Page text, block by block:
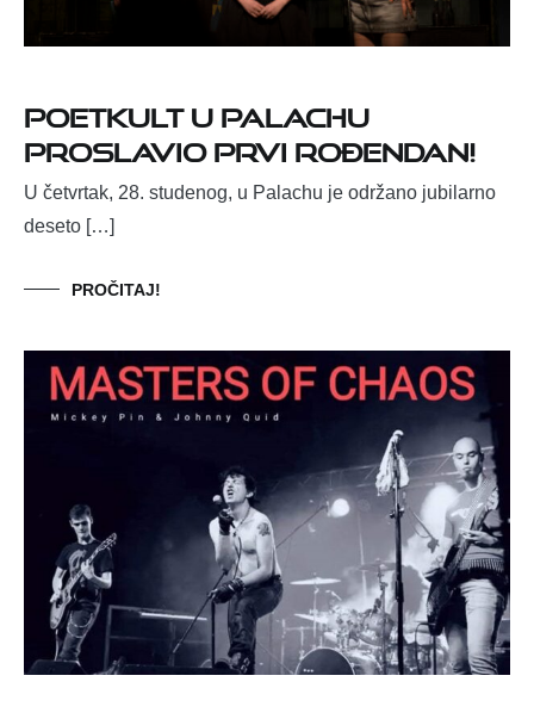
Poetkult u Palachu
proslavio prvi rođendan!
U četvrtak, 28. studenog, u Palachu je održano jubilarno
deseto […]
PROČITAJ!